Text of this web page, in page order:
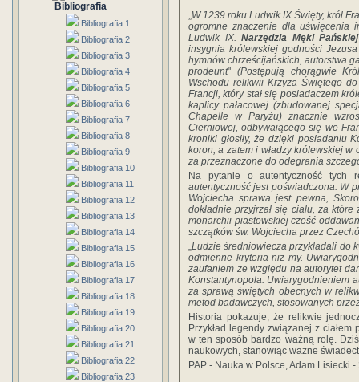
Bibliografia
Bibliografia 1
Bibliografia 2
Bibliografia 3
Bibliografia 4
Bibliografia 5
Bibliografia 6
Bibliografia 7
Bibliografia 8
Bibliografia 9
Bibliografia 10
Bibliografia 11
Bibliografia 12
Bibliografia 13
Bibliografia 14
Bibliografia 15
Bibliografia 16
Bibliografia 17
Bibliografia 18
Bibliografia 19
Bibliografia 20
Bibliografia 21
Bibliografia 22
Bibliografia 23
„W 1239 roku Ludwik IX Święty, król
ogromne znaczenie dla uświęcenia
Ludwik IX.Narzędzia Męki Pańskiej
insygnia królewskiej godności
hymnów chrześcijańskich, autorstwa
prodeunt" (Postępują chorągwie
Wschodu relikwii Krzyża Świętego
Francji, który stał się posiadaczem
kaplicy pałacowej (zbudowanej
Chapelle w Paryżu) znacznie
Cierniowej, odbywającego się we
kroniki głosiły, że dzięki posiadaniu
koron, a zatem i władzy królewskiej
za przeznaczone do odegrania
Na pytanie o autentyczność tych
autentyczność jest poświadczona. W
Wojciecha sprawa jest pewna,
dokładnie przyjrzał się ciału, za
monarchii piastowskiej cześć
szczątków św. Wojciecha przez
„Ludzie średniowiecza przykładali do
odmienne kryteria niż my.
zaufaniem ze względu na autorytet
Konstantynopola. Uwiarygodnieniem
za sprawą świętych obecnych w
metod badawczych, stosowanych
Historia pokazuje, że relikwie
Przykład legendy związanej z ciałem
w ten sposób bardzo ważną rolę.
naukowych, stanowiąc ważne
PAP - Nauka w Polsce, Adam Lisiecki -